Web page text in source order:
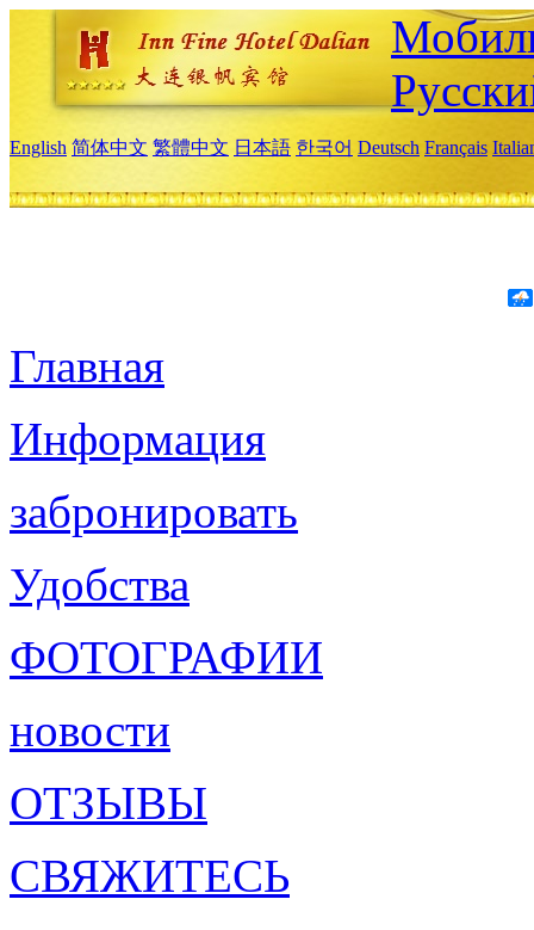
English 简体中文 繁體中文 日本語 한국어 Deutsch Français
Главная
Информация
забронировать
Удобства
ФОТОГРАФИИ
новости
ОТЗЫВЫ
СВЯЖИТЕСЬ